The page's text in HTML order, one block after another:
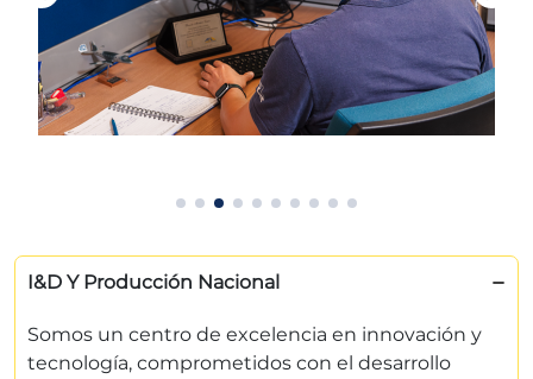
I&D Y Producción Nacional
Somos un centro de excelencia en innovación y
tecnología, comprometidos con el desarrollo